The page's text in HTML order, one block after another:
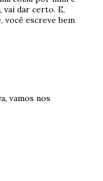
vai dar certo. E,
você escreve bem
vamos nos